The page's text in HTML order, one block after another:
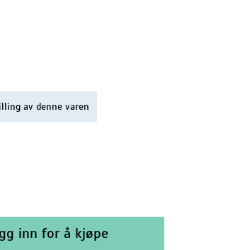
av denne varen
inn for å kjøpe